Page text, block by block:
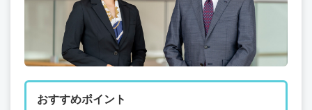
おすすめポイント